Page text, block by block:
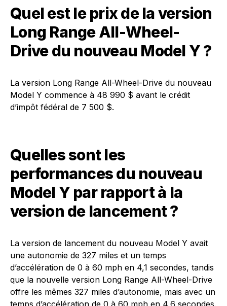
Quel est le prix de la version
Long Range All-Wheel-
Drive du nouveau Model Y ?
La version Long Range All-Wheel-Drive du nouveau
Model Y commence à 48 990 $ avant le crédit
d’impôt fédéral de 7 500 $.
Quelles sont les
performances du nouveau
Model Y par rapport à la
version de lancement ?
La version de lancement du nouveau Model Y avait
une autonomie de 327 miles et un temps
d’accélération de 0 à 60 mph en 4,1 secondes, tandis
que la nouvelle version Long Range All-Wheel-Drive
offre les mêmes 327 miles d’autonomie, mais avec un
temps d’accélération de 0 à 60 mph en 4,6 secondes.